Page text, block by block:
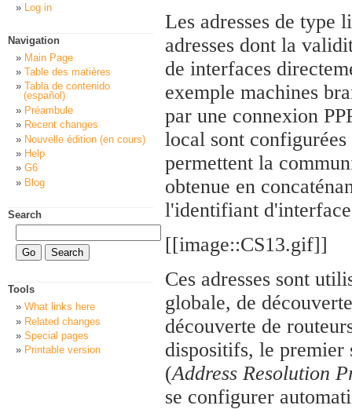
Les adresses de type
adresses dont la
de interfaces
exemple machines
par une connexion
local sont
permettent la
obtenue en
l'identifiant
[[image::CS13.gif]]
Ces adresses sont
globale, de
découverte de
dispositifs, le premier
(Address Resolution
se configurer
Log in
Navigation
Main Page
Table des matières
Tabla de contenido
(español)
Préambule
Recent changes
Nouvelle édition (en cours)
Help
G6
Blog
Search
Tools
What links here
Related changes
Special pages
Printable version